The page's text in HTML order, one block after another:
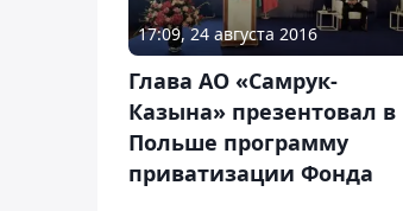
17:09, 24 августа 2016
Глава АО «Самрук-
Казына» презентовал в
Польше программу
приватизации Фонда